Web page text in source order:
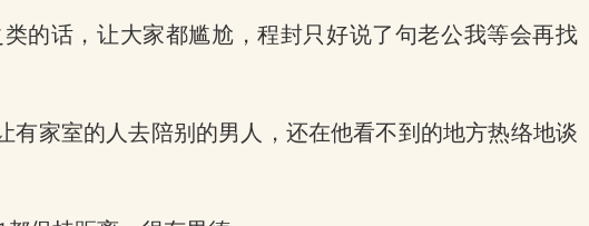
的话，让大家都尴尬，程封只好说了句老公我等会再找
家室的人去陪别的男人，还在他看不到的地方热络地谈